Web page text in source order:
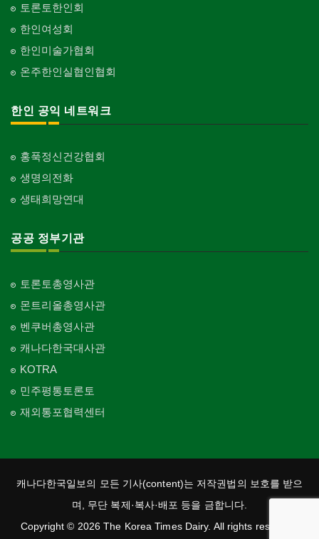
토론토한인회
한인여성회
한인미술가협회
온주한인실협인협회
한인 공익 네트워크
홍푹정신건강협회
생명의전화
생태희망연대
공공 정부기관
토론토총영사관
몬트리올총영사관
벤쿠버총영사관
캐나다한국대사관
KOTRA
민주평통토론토
재외통포협력센터
캐나다한국일보의 모든 기사(content)는 저작권법의 보호를 받으
며, 무단 복제·복사·배포 등을 금합니다.
Copyright © 2026 The Korea Times Dairy. All rights reserved.